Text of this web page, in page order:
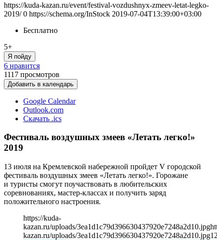
https://kuda-kazan.ru/event/festival-vozdushnyx-zmeev-letat-legko-
2019/ 0 https://schema.org/InStock 2019-07-04T13:39:00+03:00
Бесплатно
5+
Я пойду
6 нравится
1117 просмотров
Добавить в календарь
Google Calendar
Outlook.com
Скачать .ics
Фестиваль воздушных змеев «Летать легко!»
2019
13 июля на Кремлевской набережной пройдет V городской
фестиваль воздушных змеев «Летать легко!». Горожане
и туристы смогут поучаствовать в любительских
соревнованиях, мастер-классах и получить заряд
положительного настроения.
https://kuda-
kazan.ru/uploads/3ea1d1c79d396630437920e7248a2d10.jpg
kazan.ru/uploads/3ea1d1c79d396630437920e7248a2d10.jpg